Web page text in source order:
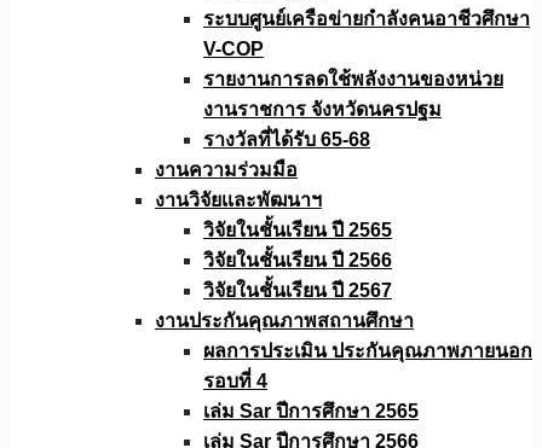
ระบบศูนย์เครือข่ายกำลังคนอาชีวศึกษา
V-COP
รายงานการลดใช้พลังงานของหน่วย
งานราชการ จังหวัดนครปฐม
รางวัลที่ได้รับ 65-68
งานความร่วมมือ
งานวิจัยเเละพัฒนาฯ
วิจัยในชั้นเรียน ปี 2565
วิจัยในชั้นเรียน ปี 2566
วิจัยในชั้นเรียน ปี 2567
งานประกันคุณภาพสถานศึกษา
ผลการประเมิน ประกันคุณภาพภายนอก
รอบที่ 4
เล่ม Sar ปีการศึกษา 2565
เล่ม Sar ปีการศึกษา 2566